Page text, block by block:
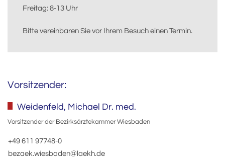
Freitag: 8-13 Uhr
Bitte vereinbaren Sie vor Ihrem Besuch einen Termin.
Vorsitzender:
Weidenfeld, Michael Dr. med.
Vorsitzender der Bezirksärztekammer Wiesbaden
+49 611 97748-0
bezaek.wiesbaden@laekh.de